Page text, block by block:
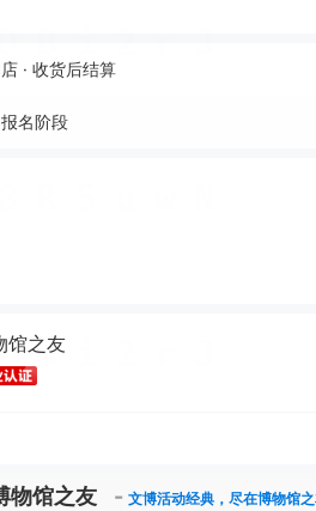
· 收货后结算
名阶段
馆之友
物馆之友 - 文博活动经典，尽在博物馆